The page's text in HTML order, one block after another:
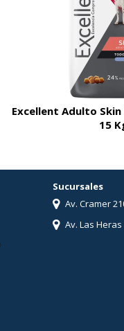
Excellent Adulto Skin
15
Sucursales
Av. Cramer
Av. Las Heras